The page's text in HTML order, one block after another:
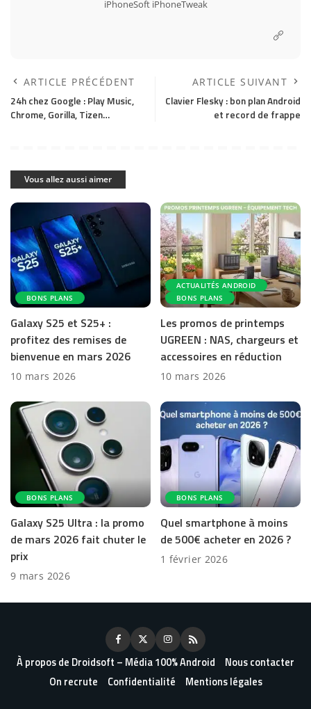
iPhoneSoft iPhoneTweak
ARTICLE PRÉCÉDENT
24h chez Google : Play Music,
Chrome, Gorilla, Tizen…
ARTICLE SUIVANT
Clavier Flesky : bon plan Android
et record de frappe
Vous allez aussi aimer
BONS PLANS
Galaxy S25 et S25+ :
profitez des remises de
bienvenue en mars 2026
10 mars 2026
ACTUALITÉS ANDROID
BONS PLANS
Les promos de printemps
UGREEN : NAS, chargeurs et
accessoires en réduction
10 mars 2026
BONS PLANS
Galaxy S25 Ultra : la promo
de mars 2026 fait chuter le
prix
9 mars 2026
BONS PLANS
Quel smartphone à moins
de 500€ acheter en 2026 ?
1 février 2026
À propos de Droidsoft – Média 100% Android
Nous contacter
On recrute
Confidentialité Mentions légales